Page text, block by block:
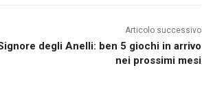
Articolo successivo
degli Anelli: ben 5 giochi in arrivo
nei prossimi mesi